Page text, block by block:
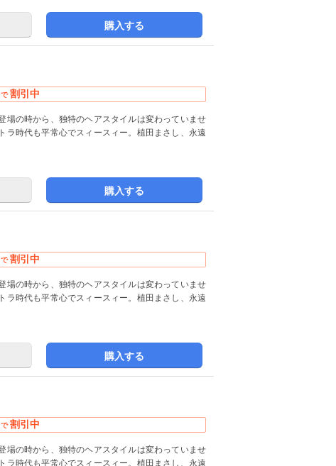
購入する
割引中
場の時から、独特のヘアスタイルは変わっていませ
ラ時代も平常心でスィースィー。植田まさし、永遠
購入する
割引中
場の時から、独特のヘアスタイルは変わっていませ
ラ時代も平常心でスィースィー。植田まさし、永遠
購入する
割引中
場の時から、独特のヘアスタイルは変わっていませ
ラ時代も平常心でスィースィー。植田まさし、永遠